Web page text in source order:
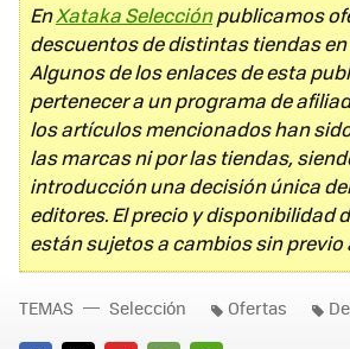
EnXataka Selecciónpublicamos
descuentos de distintas tiendas en
Algunos de los enlaces de esta
pertenecer a un programa de
los artículos mencionados han
las marcas ni por las tiendas,
introducción una decisión única
editores. El precio y disponibilidad
están sujetos a cambios sin previo
TEMAS Selección Ofertas